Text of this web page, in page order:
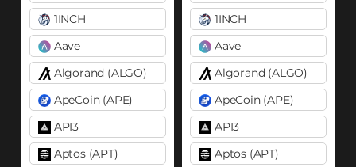
1INCH
Aave
Algorand (ALGO)
ApeCoin (APE)
API3
Aptos (APT)
1INCH
Aave
Algorand (ALGO)
ApeCoin (APE)
API3
Aptos (APT)